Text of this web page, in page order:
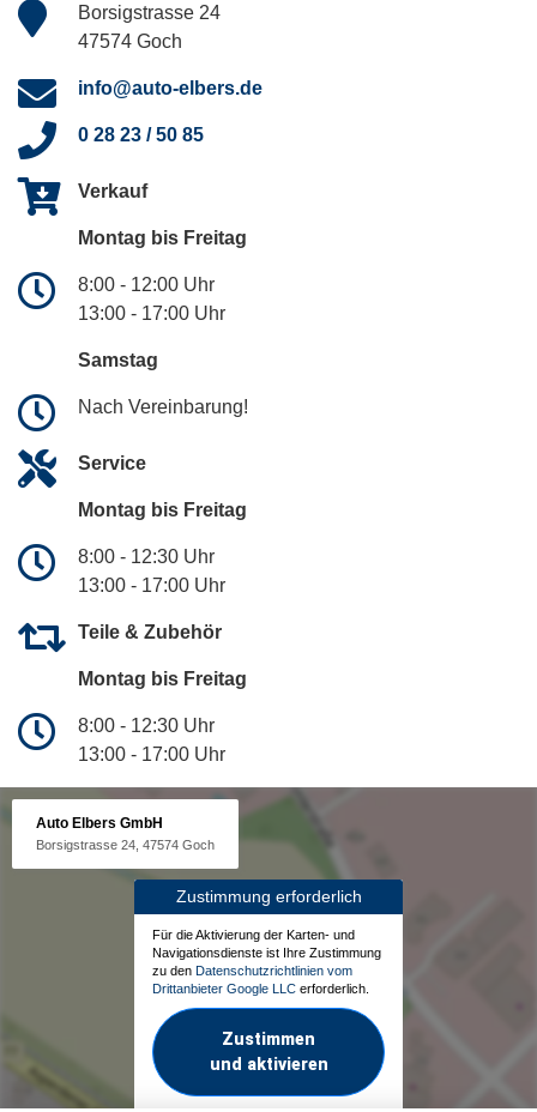
Borsigstrasse 24
47574 Goch
info@auto-elbers.de
0 28 23 / 50 85
Verkauf
Montag bis Freitag
8:00 - 12:00 Uhr
13:00 - 17:00 Uhr
Samstag
Nach Vereinbarung!
Service
Montag bis Freitag
8:00 - 12:30 Uhr
13:00 - 17:00 Uhr
Teile & Zubehör
Montag bis Freitag
8:00 - 12:30 Uhr
13:00 - 17:00 Uhr
Auto Elbers GmbH
Borsigstrasse 24, 47574 Goch
Zustimmung erforderlich
Für die Aktivierung der Karten- und
Navigationsdienste ist Ihre Zustimmung
zu den Datenschutzrichtlinien vom
Drittanbieter Google LLC erforderlich.
Zustimmen
und aktivieren